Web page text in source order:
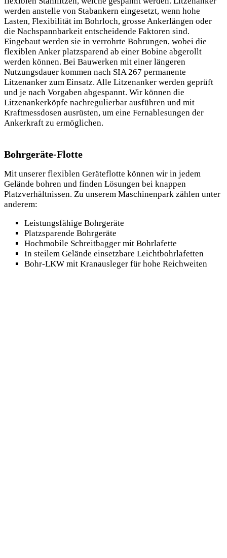
werden anstelle von Stabankern eingesetzt, wenn hohe
Lasten, Flexibilität im Bohrloch, grosse Ankerlängen oder
die Nachspannbarkeit entscheidende Faktoren sind.
Eingebaut werden sie in verrohrte Bohrungen, wobei die
flexiblen Anker platzsparend ab einer Bobine abgerollt
werden können. Bei Bauwerken mit einer längeren
Nutzungsdauer kommen nach SIA 267 permanente
Litzenanker zum Einsatz. Alle Litzenanker werden geprüft
und je nach Vorgaben abgespannt. Wir können die
Litzenankerköpfe nachregulierbar ausführen und mit
Kraftmessdosen ausrüsten, um eine Fernablesungen der
Ankerkraft zu ermöglichen.
Bohrgeräte-Flotte
Mit unserer flexiblen Geräteflotte können wir in jedem
Gelände bohren und finden Lösungen bei knappen
Platzverhältnissen. Zu unserem Maschinenpark zählen unter
anderem:
Leistungsfähige Bohrgeräte
Platzsparende Bohrgeräte
Hochmobile Schreitbagger mit Bohrlafette
In steilem Gelände einsetzbare Leichtbohrlafetten
Bohr-LKW mit Kranausleger für hohe Reichweiten